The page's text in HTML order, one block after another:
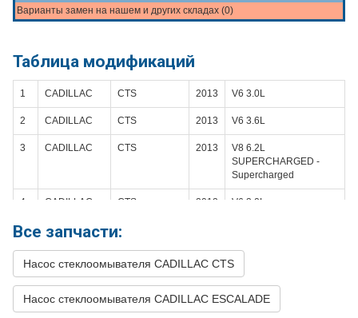
Варианты замен на нашем и других складах (0)
Таблица модификаций
1 CADILLAC CTS 2013 V6 3.0L
2 CADILLAC CTS 2013 V6 3.6L
3 CADILLAC CTS 2013
V8 6.2L
SUPERCHARGED -
Supercharged
4 CADILLAC CTS 2012 V6 3.0L
5 CADILLAC CTS
SUPERCHARGED -
Supercharged
7 CADILLAC CTS 2012
V8 6.2L
Все запчасти:
Насос стеклоомывателя CADILLAC CTS
Насос стеклоомывателя CADILLAC ESCALADE